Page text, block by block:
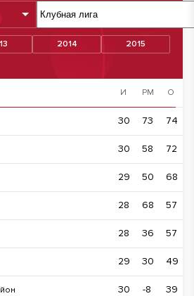
2014
2015
И РМ О
30 73 74
30 58 72
29 50 68
28 68 57
28 36 57
29 30 49
30 -8 39